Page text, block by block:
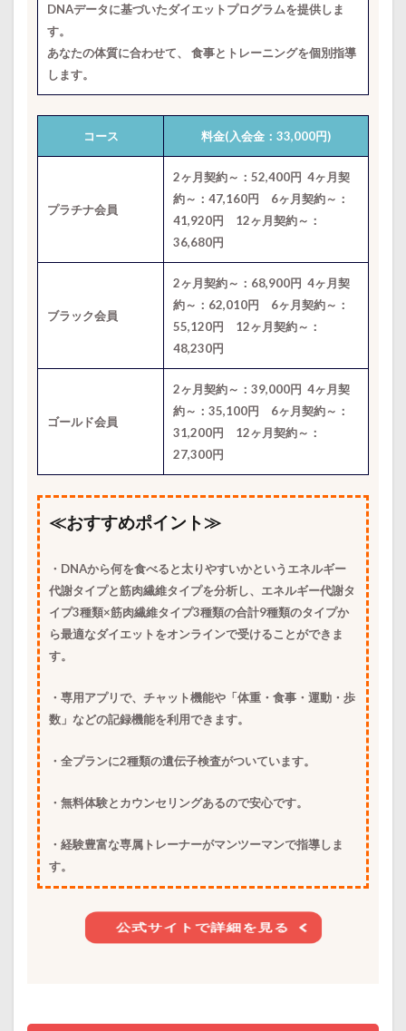
DNAデータに基づいたダイエットプログラムを提供しま
す。
あなたの体質に合わせて、 食事とトレーニングを個別指導
します。
コース 料金(入会金：33,000円)
プラチナ会員
2ヶ月契約～：52,400円 4ヶ月契
約～：47,160円 6ヶ月契約～：
41,920円 12ヶ月契約～：
36,680円
ブラック会員
2ヶ月契約～：68,900円 4ヶ月契
約～：62,010円 6ヶ月契約～：
55,120円 12ヶ月契約～：
48,230円
ゴールド会員
2ヶ月契約～：39,000円 4ヶ月契
約～：35,100円 6ヶ月契約～：
31,200円 12ヶ月契約～：
27,300円
≪おすすめポイント≫
・DNAから何を食べると太りやすいかというエネルギー
代謝タイプと筋肉繊維タイプを分析し、エネルギー代謝タ
イプ3種類×筋肉繊維タイプ3種類の合計9種類のタイプか
ら最適なダイエットをオンラインで受けることができま
す。
・専用アプリで、チャット機能や「体重・食事・運動・歩
数」などの記録機能を利用できます。
・全プランに2種類の遺伝子検査がついています。
・無料体験とカウンセリングあるので安心です。
・経験豊富な専属トレーナーがマンツーマンで指導しま
す。
公式サイトで詳細を見る